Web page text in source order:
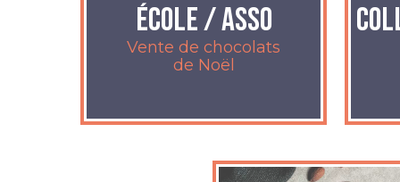
ÉCOLE / ASSO
Vente de chocolats
de Noël